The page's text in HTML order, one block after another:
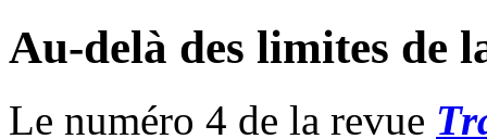
Au-delà des limites de
Le numéro 4 de la revue